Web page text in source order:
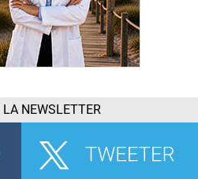
LA NEWSLETTER